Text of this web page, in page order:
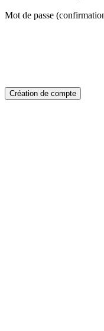
Mot de passe
Création de compte